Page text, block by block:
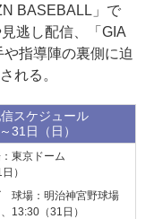
BASEBALL」で
逃し配信、「GIA
指導陣の裏側に迫
れる。
スケジュール
31日（日）
東京ドーム
）
球場：明治神宮野球場
13:30（31日）